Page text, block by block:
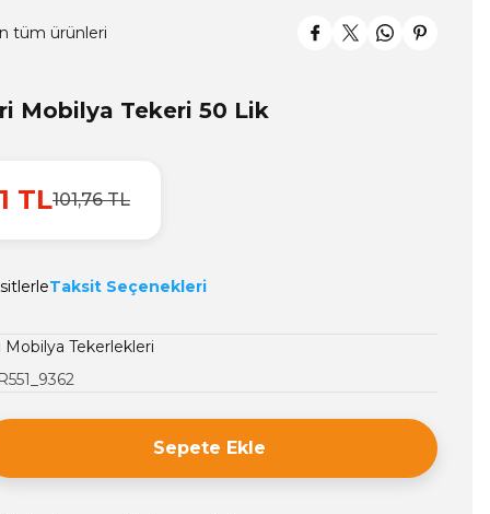
tüm ürünleri
Mobilya Tekeri 50 Lik
TL101,76 TL
Taksit Seçenekleri
Mobilya Tekerlekleri
Sepete Ekle